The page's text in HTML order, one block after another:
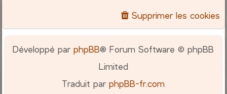
Supprimer les cookies
Développé parphpBB® Forum Software © phpBB
Limited
Traduit parphpBB-fr.com